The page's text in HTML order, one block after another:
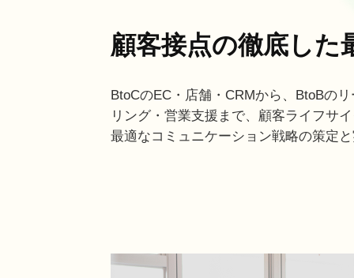
顧客接点の徹底した
BtoCのEC・店舗・CRMから、BtoBの
リング・営業支援まで、顧客ライフサ
最適なコミュニケーション戦略の策定